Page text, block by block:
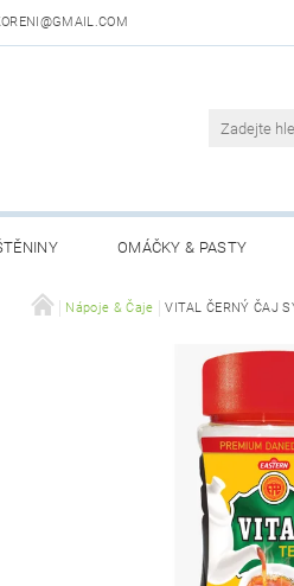
OMÁČKY & PASTY
ÚDAJŮ OBCHODNÍ
Nápoje & Čaje VITAL ČERNÝ ČAJ